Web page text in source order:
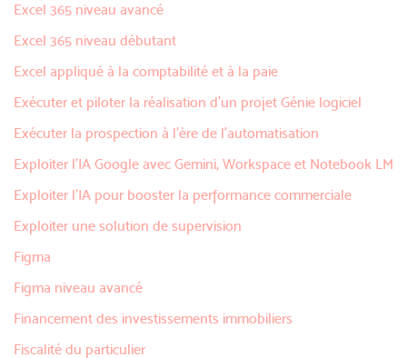
Excel 365 niveau avancé
Excel 365 niveau débutant
Excel appliqué à la comptabilité et à la paie
Exécuter et piloter la réalisation d'un projet Génie logiciel
Exécuter la prospection à l'ère de l'automatisation
Exploiter l'IA Google avec Gemini, Workspace et Notebook LM
Exploiter l’IA pour booster la performance commerciale
Exploiter une solution de supervision
Figma
Figma niveau avancé
Financement des investissements immobiliers
Fiscalité du particulier